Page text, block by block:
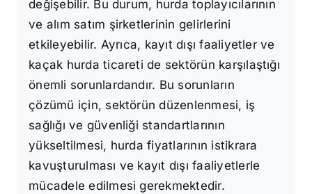
değişebilir. Bu durum, hurda toplayıcılarının
ve alım satım şirketlerinin gelirlerini
etkileyebilir. Ayrıca, kayıt dışı faaliyetler ve
kaçak hurda ticareti de sektörün karşılaştığı
önemli sorunlardandır. Bu sorunların
çözümü için, sektörün düzenlenmesi, iş
sağlığı ve güvenliği standartlarının
yükseltilmesi, hurda fiyatlarının istikrara
kavuşturulması ve kayıt dışı faaliyetlerle
mücadele edilmesi gerekmektedir.